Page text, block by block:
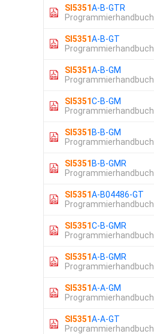
SI5351A-B-GTR
Programmierhandbuch
SI5351A-B-GT
Programmierhandbuch
SI5351A-B-GM
Programmierhandbuch
SI5351C-B-GM
Programmierhandbuch
SI5351 B-B-GM
Programmierhandbuch
SI5351 B-B-GMR
Programmierhandbuch
SI5351A-B04486-GT
Programmierhandbuch
SI5351C-B-GMR
Programmierhandbuch
SI5351A-B-GMR
Programmierhandbuch
SI5351A-A-GM
Programmierhandbuch
SI5351A-A-GT
Programmierhandbuch